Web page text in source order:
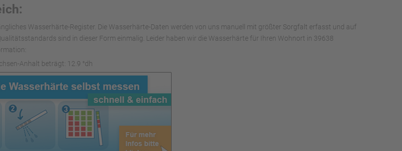
Wasserhärte-Register. Die Wasserhärte-Daten werden von uns manuell mit größter Sorgfalt erfasst und auf
sind in dieser Form einmalig. Leider haben wir die Wasserhärte für Ihren Wohnort in 39638
Anhalt beträgt: 12.9 °dh